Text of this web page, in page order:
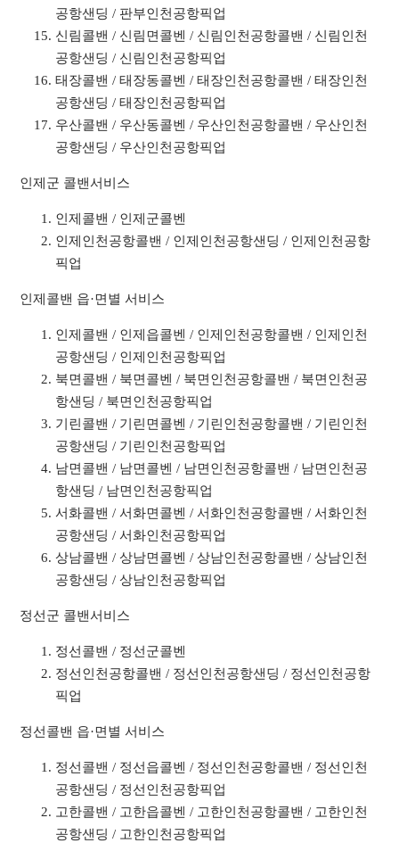
공항샌딩 / 판부인천공항픽업
신림콜밴 / 신림면콜벤 / 신림인천공항콜밴 / 신림인천
공항샌딩 / 신림인천공항픽업
태장콜밴 / 태장동콜벤 / 태장인천공항콜밴 / 태장인천
공항샌딩 / 태장인천공항픽업
우산콜밴 / 우산동콜벤 / 우산인천공항콜밴 / 우산인천
공항샌딩 / 우산인천공항픽업
인제군 콜밴서비스
인제콜밴 / 인제군콜벤
인제인천공항콜밴 / 인제인천공항샌딩 / 인제인천공항
픽업
인제콜밴 읍·면별 서비스
인제콜밴 / 인제읍콜벤 / 인제인천공항콜밴 / 인제인천
공항샌딩 / 인제인천공항픽업
북면콜밴 / 북면콜벤 / 북면인천공항콜밴 / 북면인천공
항샌딩 / 북면인천공항픽업
기린콜밴 / 기린면콜벤 / 기린인천공항콜밴 / 기린인천
공항샌딩 / 기린인천공항픽업
남면콜밴 / 남면콜벤 / 남면인천공항콜밴 / 남면인천공
항샌딩 / 남면인천공항픽업
서화콜밴 / 서화면콜벤 / 서화인천공항콜밴 / 서화인천
공항샌딩 / 서화인천공항픽업
상남콜밴 / 상남면콜벤 / 상남인천공항콜밴 / 상남인천
공항샌딩 / 상남인천공항픽업
정선군 콜밴서비스
정선콜밴 / 정선군콜벤
정선인천공항콜밴 / 정선인천공항샌딩 / 정선인천공항
픽업
정선콜밴 읍·면별 서비스
정선콜밴 / 정선읍콜벤 / 정선인천공항콜밴 / 정선인천
공항샌딩 / 정선인천공항픽업
고한콜밴 / 고한읍콜벤 / 고한인천공항콜밴 / 고한인천
공항샌딩 / 고한인천공항픽업